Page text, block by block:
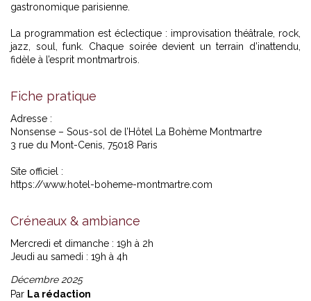
gastronomique parisienne.
La programmation est éclectique : improvisation théâtrale, rock,
jazz, soul, funk. Chaque soirée devient un terrain d’inattendu,
fidèle à l’esprit montmartrois.
Fiche pratique
Adresse :
Nonsense – Sous-sol de l’Hôtel La Bohème Montmartre
3 rue du Mont-Cenis, 75018 Paris
Site officiel :
https://www.hotel-boheme-montmartre.com
Créneaux & ambiance
Mercredi et dimanche : 19h à 2h
Jeudi au samedi : 19h à 4h
Décembre 2025
Par La rédaction